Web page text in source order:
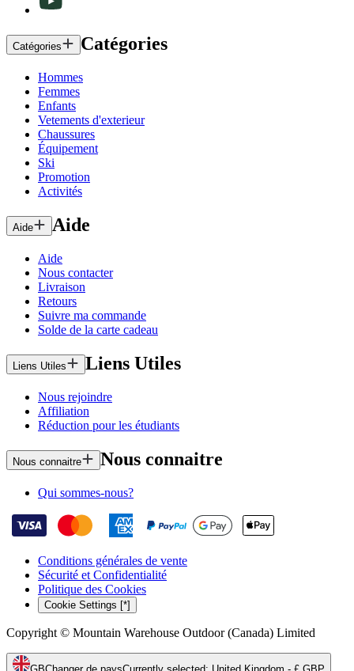
Catégories Catégories
Hommes
Femmes
Enfants
Vetements d'exterieur
Chaussures
Équipement
Ski
Promotion
Activités
Aide Aide
Aide
Nous contacter
Livraison
Retours
Suivre ma commande
Solde de la carte cadeau
Liens Utiles Liens Utiles
Nous rejoindre
Affiliation
Réduction pour les étudiants
Nous connaitre Nous connaitre
Qui sommes-nous?
Conditions générales de vente
Sécurité et Confidentialité
Politique des Cookies
Cookie Settings [*]
Copyright © Mountain Warehouse Outdoor (Canada) Limited